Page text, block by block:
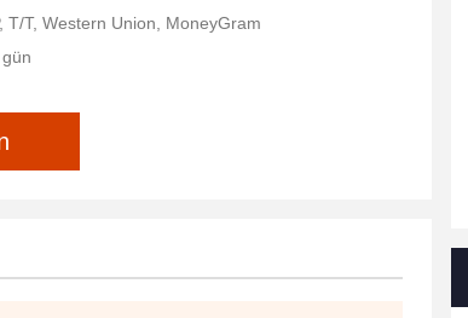
T/T, Western Union, MoneyGram